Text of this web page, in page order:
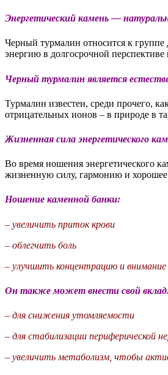
Энергетический камень —
Черный турмалин относится к
энергию в долгосрочной
Черный турмалин является
Турмалин известен, среди прочего,
отрицательных ионов – в природе в
Жизненная сила энергетического
Во время ношения энергетического
жизненную силу, гармонию и хорошее
Ношение каменной банки:
– увеличить приток крови
– облегчить боль
– улучшить концентрацию и внимание
Он также может внести свой
– для снижения утомляемости
– для стабилизации периферической
– увеличить метаболизм, чтобы